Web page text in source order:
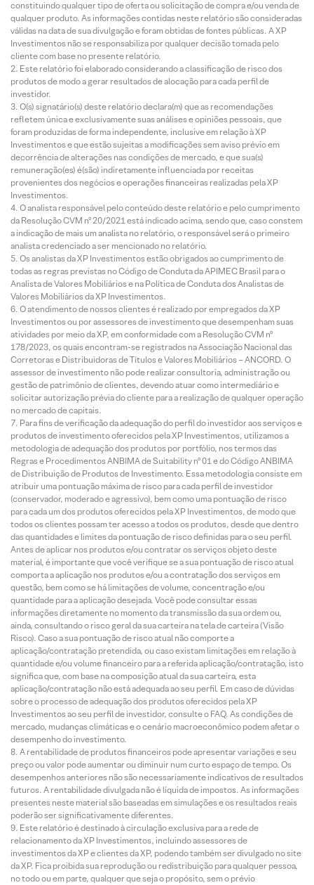
constituindo qualquer tipo de oferta ou solicitação de compra e/ou venda de
qualquer produto. As informações contidas neste relatório são consideradas
válidas na data de sua divulgação e foram obtidas de fontes públicas. A XP
Investimentos não se responsabiliza por qualquer decisão tomada pelo
cliente com base no presente relatório.
Este relatório foi elaborado considerando a classificação de risco dos
produtos de modo a gerar resultados de alocação para cada perfil de
investidor.
O(s) signatário(s) deste relatório declara(m) que as recomendações
refletem única e exclusivamente suas análises e opiniões pessoais, que
foram produzidas de forma independente, inclusive em relação à XP
Investimentos e que estão sujeitas a modificações sem aviso prévio em
decorrência de alterações nas condições de mercado, e que sua(s)
remuneração(es) é(são) indiretamente influenciada por receitas
provenientes dos negócios e operações financeiras realizadas pela XP
Investimentos.
O analista responsável pelo conteúdo deste relatório e pelo cumprimento
da Resolução CVM nº 20/2021 está indicado acima, sendo que, caso constem
a indicação de mais um analista no relatório, o responsável será o primeiro
analista credenciado a ser mencionado no relatório.
Os analistas da XP Investimentos estão obrigados ao cumprimento de
todas as regras previstas no Código de Conduta da APIMEC Brasil para o
Analista de Valores Mobiliários e na Política de Conduta dos Analistas de
Valores Mobiliários da XP Investimentos.
O atendimento de nossos clientes é realizado por empregados da XP
Investimentos ou por assessores de investimento que desempenham suas
atividades por meio da XP, em conformidade com a Resolução CVM nº
178/2023, os quais encontram-se registrados na Associação Nacional das
Corretoras e Distribuidoras de Títulos e Valores Mobiliários – ANCORD. O
assessor de investimento não pode realizar consultoria, administração ou
gestão de patrimônio de clientes, devendo atuar como intermediário e
solicitar autorização prévia do cliente para a realização de qualquer operação
no mercado de capitais.
Para fins de verificação da adequação do perfil do investidor aos serviços e
produtos de investimento oferecidos pela XP Investimentos, utilizamos a
metodologia de adequação dos produtos por portfólio, nos termos das
Regras e Procedimentos ANBIMA de Suitability nº 01 e do Código ANBIMA
de Distribuição de Produtos de Investimento. Essa metodologia consiste em
atribuir uma pontuação máxima de risco para cada perfil de investidor
(conservador, moderado e agressivo), bem como uma pontuação de risco
para cada um dos produtos oferecidos pela XP Investimentos, de modo que
todos os clientes possam ter acesso a todos os produtos, desde que dentro
das quantidades e limites da pontuação de risco definidas para o seu perfil.
Antes de aplicar nos produtos e/ou contratar os serviços objeto deste
material, é importante que você verifique se a sua pontuação de risco atual
comporta a aplicação nos produtos e/ou a contratação dos serviços em
questão, bem como se há limitações de volume, concentração e/ou
quantidade para a aplicação desejada. Você pode consultar essas
informações diretamente no momento da transmissão da sua ordem ou,
ainda, consultando o risco geral da sua carteira na tela de carteira (Visão
Risco). Caso a sua pontuação de risco atual não comporte a
aplicação/contratação pretendida, ou caso existam limitações em relação à
quantidade e/ou volume financeiro para a referida aplicação/contratação, isto
significa que, com base na composição atual da sua carteira, esta
aplicação/contratação não está adequada ao seu perfil. Em caso de dúvidas
sobre o processo de adequação dos produtos oferecidos pela XP
Investimentos ao seu perfil de investidor, consulte o FAQ. As condições de
mercado, mudanças climáticas e o cenário macroeconômico podem afetar o
desempenho do investimento.
A rentabilidade de produtos financeiros pode apresentar variações e seu
preço ou valor pode aumentar ou diminuir num curto espaço de tempo. Os
desempenhos anteriores não são necessariamente indicativos de resultados
futuros. A rentabilidade divulgada não é líquida de impostos. As informações
presentes neste material são baseadas em simulações e os resultados reais
poderão ser significativamente diferentes.
Este relatório é destinado à circulação exclusiva para a rede de
relacionamento da XP Investimentos, incluindo assessores de
investimentos da XP e clientes da XP, podendo também ser divulgado no site
da XP. Fica proibida sua reprodução ou redistribuição para qualquer pessoa,
no todo ou em parte, qualquer que seja o propósito, sem o prévio